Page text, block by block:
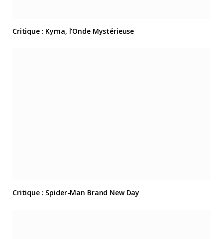
Critique : Kyma, l’Onde Mystérieuse
Critique : Spider-Man Brand New Day